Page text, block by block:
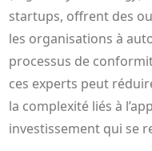
startups, offrent des
les organisations à
processus de
ces experts peut
la complexité liés à
investissement qui se